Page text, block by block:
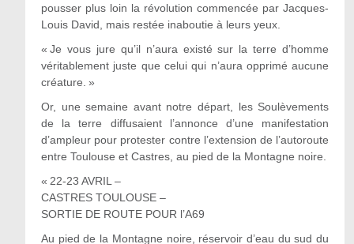
pousser plus loin la révolution commencée par Jacques-
Louis David, mais restée inaboutie à leurs yeux.
« Je vous jure qu’il n’aura existé sur la terre d’homme
véritablement juste que celui qui n’aura opprimé aucune
créature. »
Or, une semaine avant notre départ, les Soulèvements
de la terre diffusaient l’annonce d’une manifestation
d’ampleur pour protester contre l’extension de l’autoroute
entre Toulouse et Castres, au pied de la Montagne noire.
« 22-23 AVRIL –
CASTRES TOULOUSE –
SORTIE DE ROUTE POUR l’A69
Au pied de la Montagne noire, réservoir d’eau du sud du